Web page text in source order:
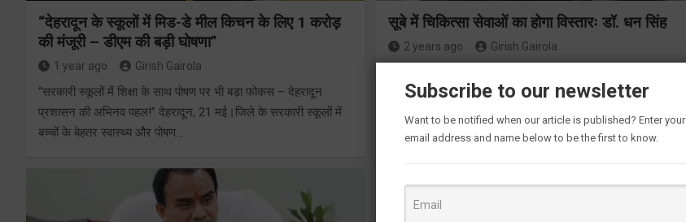
“देहरादून के स्कूलों में मिड-डे मील किचन के लिए 1 करोड़
की मंजूरी – डीएम की बड़ी घोषणा”
1 year ago Girish Gairola
“सरकारी स्कूलों में शिक्षा के साथ पोषण पर भी बड़ा फोकस – देहरादून
प्रशासन की अभिनव पहल!” देहरादून, 21 मई।जिले के सरकारी स्कूलों में
बच्चों के बेहतर स्वास्थ्य और पोषण…
सूबे में चिकित्सा सेवाओं का होगा विस्तारः डॉ. धन सिंह
2 years ago Girish Gairola
पर्वतीय क्षेत्रों व यात्रा मार्गों में स्वास्थ्य सुविधाओं का दायरा बढ़ेगा। जिन
ब्लॉकों में चिकित्सालयों को उच्चीकृत कर उप जिला…
Subscribe to our newsletter
Want to be notified when our article is published? Enter your
email address and name below to be the first to know.